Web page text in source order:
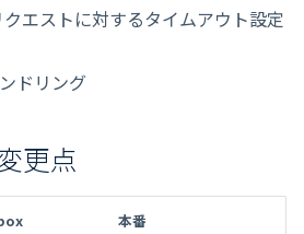
エストに対するタイムアウト設定
ドリング
更点
本番